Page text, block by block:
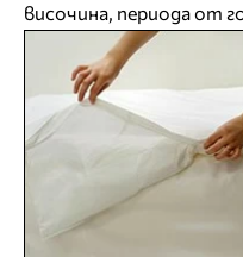
височина, периода от